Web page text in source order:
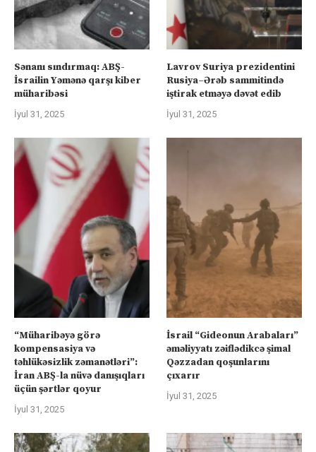
Sənanı sındırmaq: ABŞ-
İsrailin Yəmənə qarşı kiber
müharibəsi
İyul 31, 2025
Lavrov Suriya prezidentini
Rusiya–Ərəb sammitində
iştirak etməyə dəvət edib
İyul 31, 2025
“Müharibəyə görə
kompensasiya və
təhlükəsizlik zəmanətləri”:
İran ABŞ-la nüvə danışıqları
üçün şərtlər qoyur
İyul 31, 2025
İsrail “Gideonun Arabaları”
əməliyyatı zəiflədikcə şimal
Qəzzadan qoşunlarını
çıxarır
İyul 31, 2025